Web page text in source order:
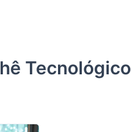
Tecnológico